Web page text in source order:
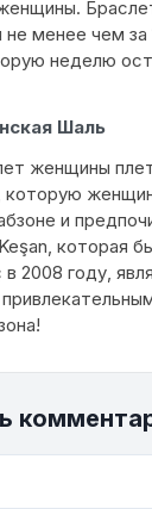
менее чем за
неделю
Шаль
женщины
которую
и
Keşan, которая
в 2008 году,